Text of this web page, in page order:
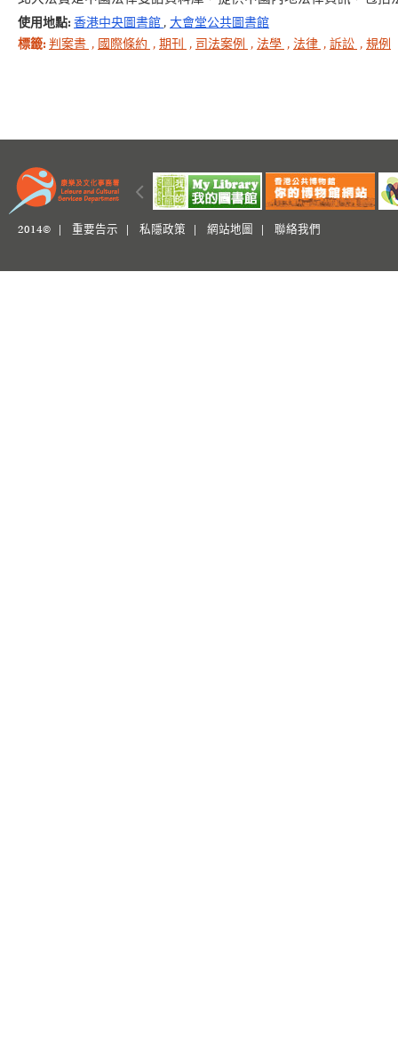
使用地點: 香港中央圖書館 , 大會堂公共圖書館
標籤: 判案書 , 國際條約 , 期刊 , 司法案例 , 法學 , 法律 , 訴訟 , 規例
2014© | 重要告示 私隱政策 網站地圖 聯絡我們